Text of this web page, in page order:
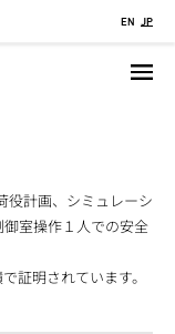
EN JP
役計画、シミュレーシ
室操作１人での安全
証明されています。